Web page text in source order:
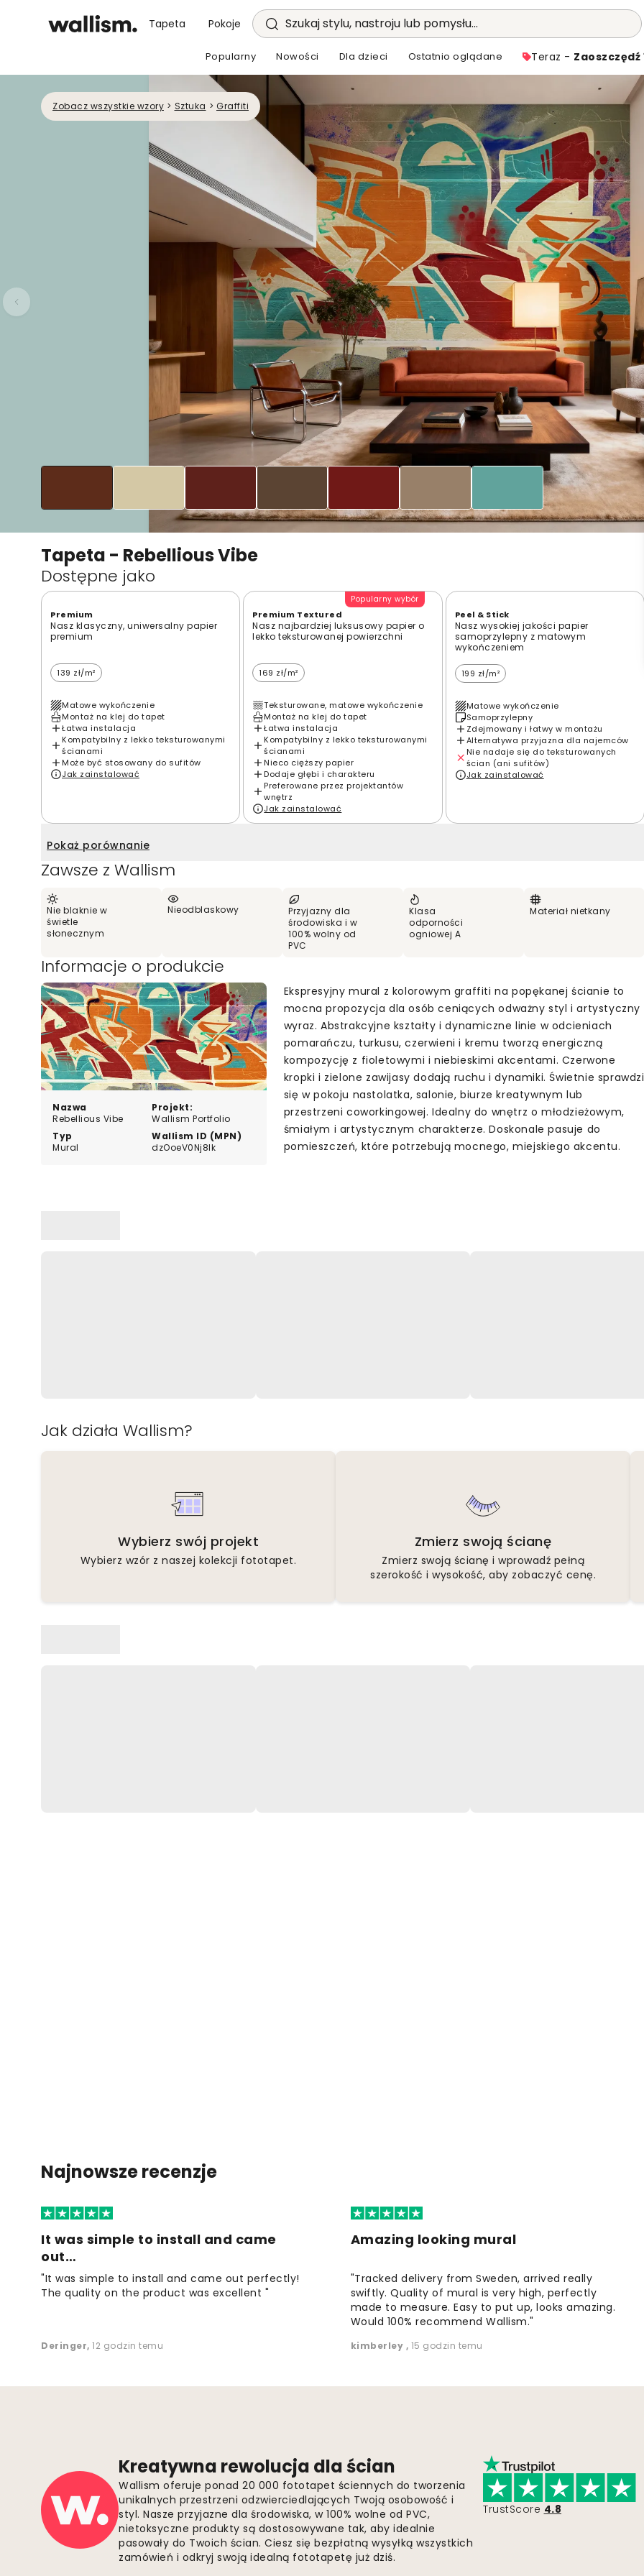
Tapeta Pokoje Szukaj stylu, nastroju lub pomysłu...
Popularny Nowości Dla dzieci Ostatnio oglądane Teraz - Zaoszczędź
Zobacz wszystkie wzory > Sztuka > Graffiti
Tapeta - Rebellious Vibe
Dostępne jako
Premium
Nasz klasyczny, uniwersalny papier
premium
139 zł/m²
Matowe wykończenie
Montaż na klej do tapet
Łatwa instalacja
Kompatybilny z lekko teksturowanymi
ścianami
Może być stosowany do sufitów
Jak zainstalować
Popularny wybór
Premium Textured
Nasz najbardziej luksusowy papier o
lekko teksturowanej powierzchni
169 zł/m²
Teksturowane, matowe wykończenie
Montaż na klej do tapet
Łatwa instalacja
Kompatybilny z lekko teksturowanymi
ścianami
Nieco cięższy papier
Dodaje głębi i charakteru
Preferowane przez projektantów
wnętrz
Jak zainstalować
Peel & Stick
Nasz wysokiej jakości papier
samoprzylepny z matowym
wykończeniem
199 zł/m²
Matowe wykończenie
Samoprzylepny
Zdejmowany i łatwy w montażu
Alternatywa przyjazna dla najemców
Nie nadaje się do teksturowanych
ścian (ani sufitów)
Jak zainstalować
Pokaż porównanie
Zawsze z Wallism
Nie blaknie w
świetle
słonecznym
Nieodblaskowy
Przyjazny dla
środowiska i w
100% wolny od
PVC
Klasa
odporności
ogniowej A
Materiał nietkany
Informacje o produkcie
Nazwa
Rebellious Vibe
Projekt:
Wallism Portfolio
Typ
Mural
Wallism ID (MPN)
dzOoeV0Nj8lk
Ekspresyjny mural z kolorowym graffiti na popękanej ścianie to
mocna propozycja dla osób ceniących odważny styl i artystyczny
wyraz. Abstrakcyjne kształty i dynamiczne linie w odcieniach
pomarańczu, turkusu, czerwieni i kremu tworzą energiczną
kompozycję z fioletowymi i niebieskimi akcentami. Czerwone
kropki i zielone zawijasy dodają ruchu i dynamiki. Świetnie sprawdzi
się w pokoju nastolatka, salonie, biurze kreatywnym lub
przestrzeni coworkingowej. Idealny do wnętrz o młodzieżowym,
śmiałym i artystycznym charakterze. Doskonale pasuje do
pomieszczeń, które potrzebują mocnego, miejskiego akcentu.
Jak działa Wallism?
Wybierz swój projekt
Wybierz wzór z naszej kolekcji fototapet.
Zmierz swoją ścianę
Zmierz swoją ścianę i wprowadź pełną
szerokość i wysokość, aby zobaczyć cenę.
Najnowsze recenzje
It was simple to install and came
out…
"It was simple to install and came out perfectly!
The quality on the product was excellent "
Deringer, 12 godzin temu
Amazing looking mural
"Tracked delivery from Sweden, arrived really
swiftly. Quality of mural is very high, perfectly
made to measure. Easy to put up, looks amazing.
Would 100% recommend Wallism."
kimberley , 15 godzin temu
Kreatywna rewolucja dla ścian
Wallism oferuje ponad 20 000 fototapet ściennych do tworzenia
unikalnych przestrzeni odzwierciedlających Twoją osobowość i
styl. Nasze przyjazne dla środowiska, w 100% wolne od PVC,
nietoksyczne produkty są dostosowywane tak, aby idealnie
pasowały do Twoich ścian. Ciesz się bezpłatną wysyłką wszystkich
zamówień i odkryj swoją idealną fototapetę już dziś.
TrustScore 4.8